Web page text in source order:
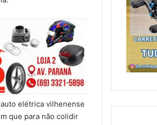
elétrica vilhenense
que para não colidir